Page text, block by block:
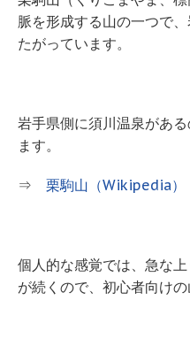
脈を形成する山の一つで
たがっています。
岩手県側に須川温泉があ
ます。
⇒ 栗駒山（Wikipedia）
個人的な感覚では、急な
が続くので、初心者向けの